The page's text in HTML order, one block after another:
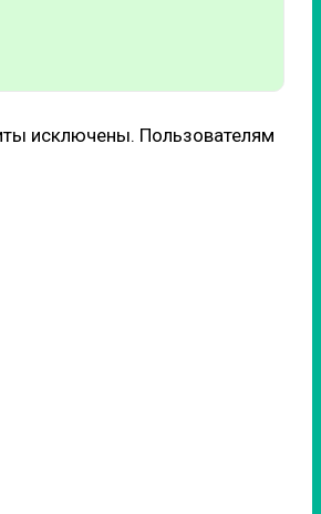
исключены. Пользователям